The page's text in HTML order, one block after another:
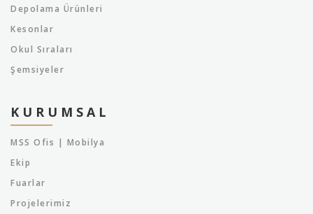
Depolama Ürünleri
Kesonlar
Okul Sıraları
Şemsiyeler
KURUMSAL
MSS Ofis | Mobilya
Ekip
Fuarlar
Projelerimiz